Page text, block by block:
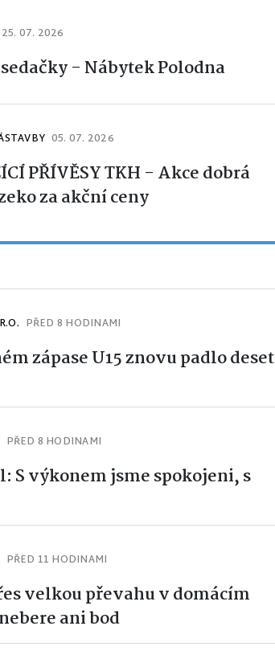
25. 07. 2026
- Nábytek Polodna
05. 07. 2026
PŘÍVĚSY TKH - Akce dobrá
za akční ceny
PŘED 8 HODINAMI
zápase U15 znovu padlo deset
PŘED 8 HODINAMI
S výkonem jsme spokojeni, s
PŘED 11 HODINAMI
velkou převahu v domácím
ani bod